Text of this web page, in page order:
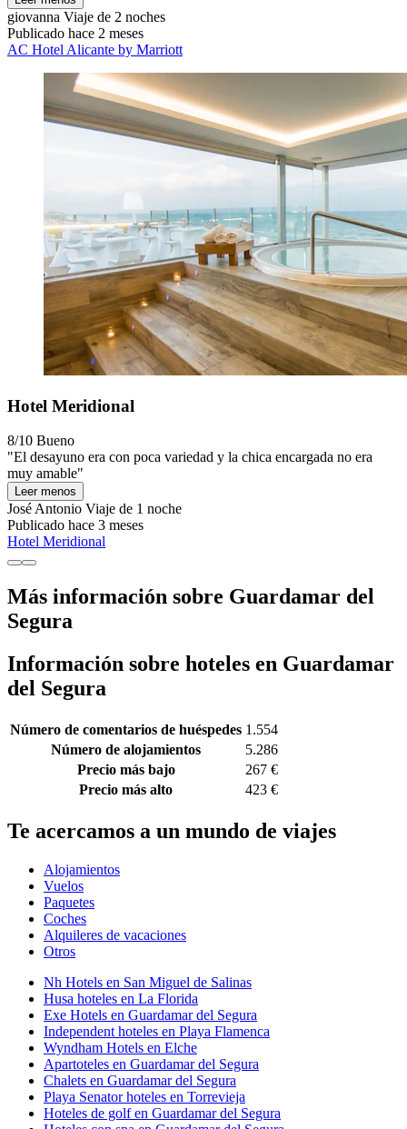
giovanna Viaje de 2 noches
Publicado hace 2 meses
AC Hotel Alicante by Marriott
Hotel Meridional
8/10 Bueno
"El desayuno era con poca variedad y la chica encargada no era
muy amable"
Leer menos
José Antonio Viaje de 1 noche
Publicado hace 3 meses
Hotel Meridional
Más información sobre Guardamar del
Segura
Información sobre hoteles en Guardamar
del Segura
Número de comentarios de huéspedes 1.554
Número de alojamientos
5.286
Precio más bajo
267 €
Precio más alto
423 €
Te acercamos a un mundo de viajes
Alojamientos
Vuelos
Paquetes
Coches
Alquileres de vacaciones
Otros
Nh Hotels en San Miguel de Salinas
Husa hoteles en La Florida
Exe Hotels en Guardamar del Segura
Independent hoteles en Playa Flamenca
Wyndham Hotels en Elche
Apartoteles en Guardamar del Segura
Chalets en Guardamar del Segura
Playa Senator hoteles en Torrevieja
Hoteles de golf en Guardamar del Segura